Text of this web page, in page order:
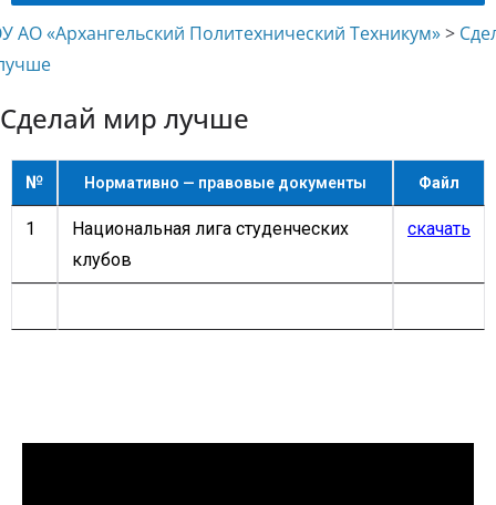
АО «Архангельский Политехнический Техникум»>
Сделай мир лучше
№ Нормативно — правовые документы Файл
1
Национальная лига студенческих
клубов
скачать